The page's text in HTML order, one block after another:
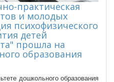
практическая
и молодых
психофизического
детей
прошла на
образования
дошкольного образования